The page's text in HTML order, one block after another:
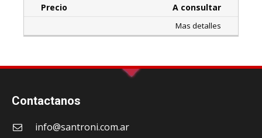
Precio A consultar
Mas detalles
Contactanos
info@santroni.com.ar